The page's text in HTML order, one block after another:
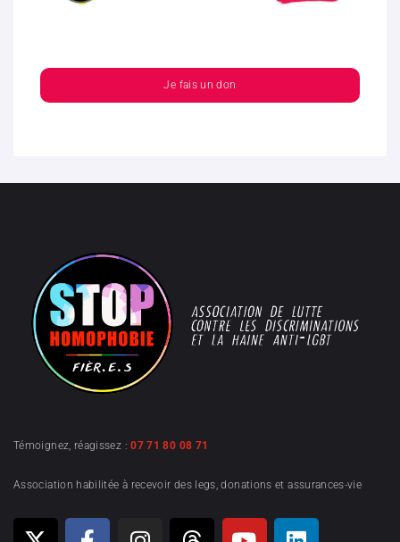
Je fais un don
Témoignez, réagissez :07 71 80 08 71
Association habilitée à recevoir des legs, donations et assurances-vie